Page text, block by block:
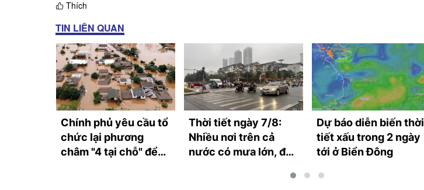
Thích
TIN LIÊN QUAN
Chính phủ yêu cầu tổ
chức lại phương
châm "4 tại chỗ" để
Thời tiết ngày 7/8:
Nhiều nơi trên cả
nước có mưa lớn, đề
Dự báo diễn biến thời
tiết xấu trong 2 ngày
tới ở Biển Đông